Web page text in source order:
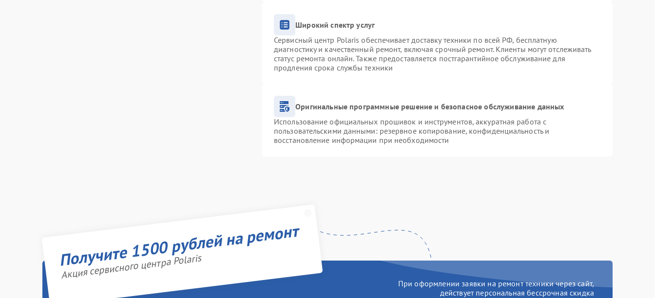
Широкий спектр услуг
Сервисный центр Polaris обеспечивает доставку техники по всей РФ, бесплатную
диагностику и качественный ремонт, включая срочный ремонт. Клиенты могут отслеживать
статус ремонта онлайн. Также предоставляется постгарантийное обслуживание для
продления срока службы техники
Оригинальные программные решение и безопасное обслуживание данных
Использование официальных прошивок и инструментов, аккуратная работа с
пользовательскими данными: резервное копирование, конфиденциальность и
восстановление информации при необходимости
Получите 1500 рублей на ремонт
Акция сервисного центра Polaris
При оформлении заявки на ремонт техники через сайт,
действует персональная бессрочная скидка